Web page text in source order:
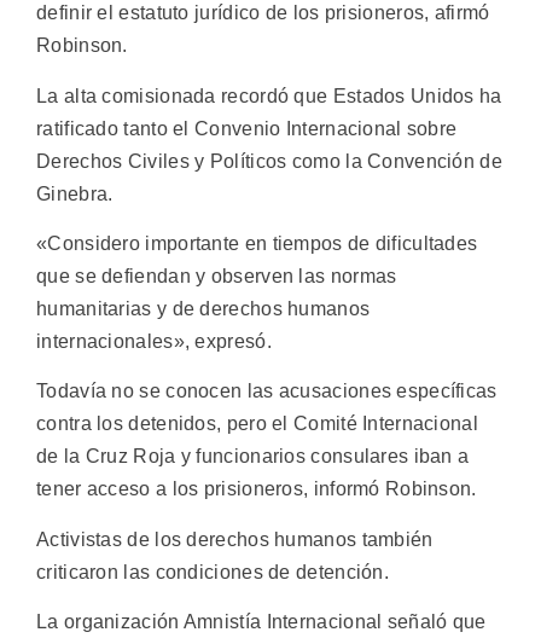
definir el estatuto jurídico de los prisioneros, afirmó
Robinson.
La alta comisionada recordó que Estados Unidos ha
ratificado tanto el Convenio Internacional sobre
Derechos Civiles y Políticos como la Convención de
Ginebra.
«Considero importante en tiempos de dificultades
que se defiendan y observen las normas
humanitarias y de derechos humanos
internacionales», expresó.
Todavía no se conocen las acusaciones específicas
contra los detenidos, pero el Comité Internacional
de la Cruz Roja y funcionarios consulares iban a
tener acceso a los prisioneros, informó Robinson.
Activistas de los derechos humanos también
criticaron las condiciones de detención.
La organización Amnistía Internacional señaló que